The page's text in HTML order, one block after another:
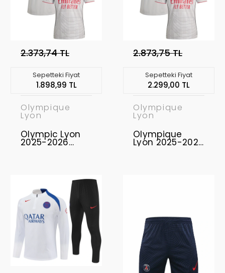
2.373,74 TL
Sepetteki Fiyat
1.898,99 TL
Olympique
Lyon
Olympic Lyon
2025-2026
2.873,75 TL
Sepetteki Fiyat
2.299,00 TL
Olympique
Lyon
Olympique
Lyon 2025-2026
Authentic -